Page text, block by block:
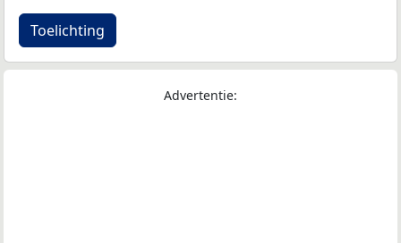
Toelichting
Advertentie: